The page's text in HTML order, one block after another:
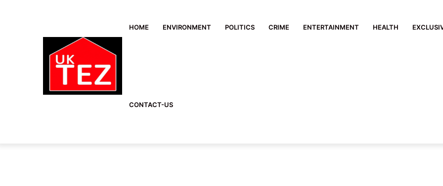
HOME ENVIRONMENT POLITICS CRIME ENTERTAINMENT HEALTH
CONTACT-US